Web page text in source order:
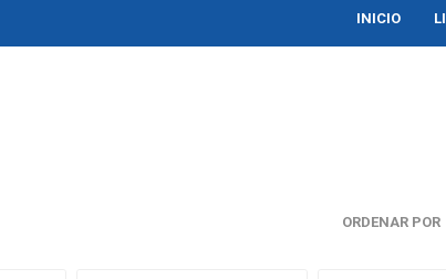
INICIO
ORDENAR POR